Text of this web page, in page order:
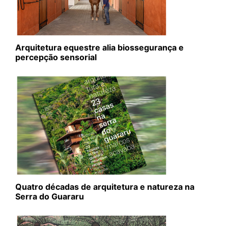
Arquitetura equestre alia biossegurança e
percepção sensorial
Quatro décadas de arquitetura e natureza na
Serra do Guararu